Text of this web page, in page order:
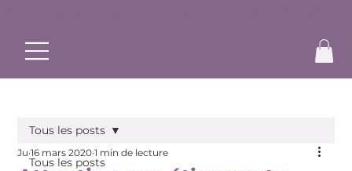
Tous les posts
Tous les posts
Ju 16 mars 2020 1 min de lecture